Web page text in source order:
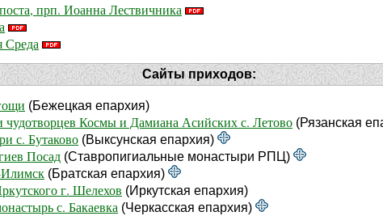
прп. Иоанна Лествичника
Среда
Сайты приходов:
(Бежецкая епархия)
чудотворцев Космы и Дамиана Асийских с. Летово (Рязанская
с. Бутаково (Выксунская епархия)
Посад (Ставропигиальные монастыри РПЦ)
Илимск (Братская епархия)
г. Шелехов (Иркутская епархия)
с. Бакаевка (Черкасская епархия)